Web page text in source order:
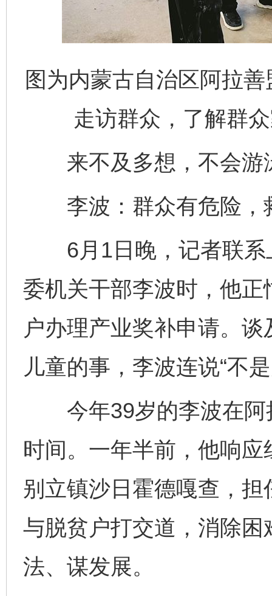
图为内蒙古自治区阿拉
走访群众，了解群
来不及多想，不会游
李波：群众有危险，
6月1日晚，记者联系
委机关干部李波时，他
户办理产业奖补申请。
儿童的事，李波连说“不
今年39岁的李波在阿
时间。一年半前，他响
别立镇沙日霍德嘎查，
与脱贫户打交道，消除
法、谋发展。